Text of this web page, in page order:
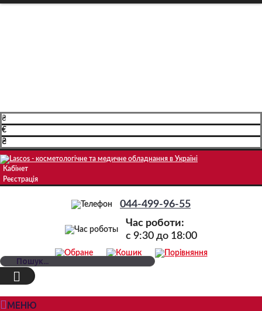
₴
€
₴
Кабінет
Реєстрація
044-499-96-55
Час роботи:
c 9:30 до 18:00
МЕНЮ